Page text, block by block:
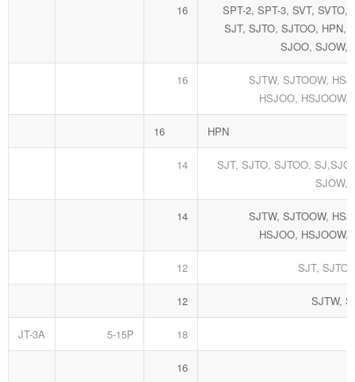
16
SPT-2, SPT-3, SVT, SVTO,
SJT, SJTO, SJTOO, HPN,
SJOO, SJOW,
16
SJTW, SJTOOW,
HSJOO, HSJOOW,
16 HPN
14
SJT, SJTO, SJTOO,
SJOW,
14
SJTW, SJTOOW,
HSJOO, HSJOOW,
12 SJT, SJTO,
12 SJTW,
JT-3A 5-15P 18
16